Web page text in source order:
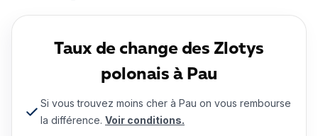
Taux de change des Zlotys
polonais à Pau
Si vous trouvez moins cher à Pau on vous rembourse
la différence. Voir conditions.